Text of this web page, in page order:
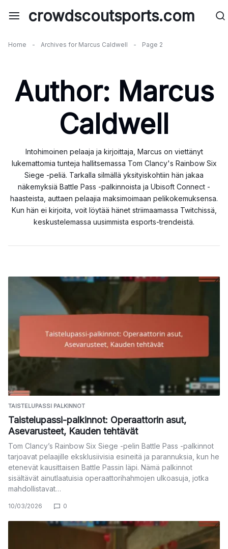
crowdscoutsports.com
Home - Archives for Marcus Caldwell - Page 2
Author: Marcus
Caldwell
Intohimoinen pelaaja ja kirjoittaja, Marcus on viettänyt
lukemattomia tunteja hallitsemassa Tom Clancy's Rainbow Six
Siege -peliä. Tarkalla silmällä yksityiskohtiin hän jakaa
näkemyksiä Battle Pass -palkinnoista ja Ubisoft Connect -
haasteista, auttaen pelaajia maksimoimaan pelikokemuksensa.
Kun hän ei kirjoita, voit löytää hänet striimaamassa Twitchissä,
keskustelemassa uusimmista esports-trendeistä.
TAISTELUPASSI PALKINNOT
Taistelupassi-palkinnot: Operaattorin asut,
Asevarusteet, Kauden tehtävät
Tom Clancy’s Rainbow Six Siege -pelin Battle Pass -palkinnot
tarjoavat pelaajille eksklusiivisia esineitä ja parannuksia, kun he
etenevät kausittaisen Battle Passin läpi. Nämä palkinnot
sisältävät ainutlaatuisia operaattorihahmojen ulkoasuja, jotka
mahdollistavat…
10/03/2026 0